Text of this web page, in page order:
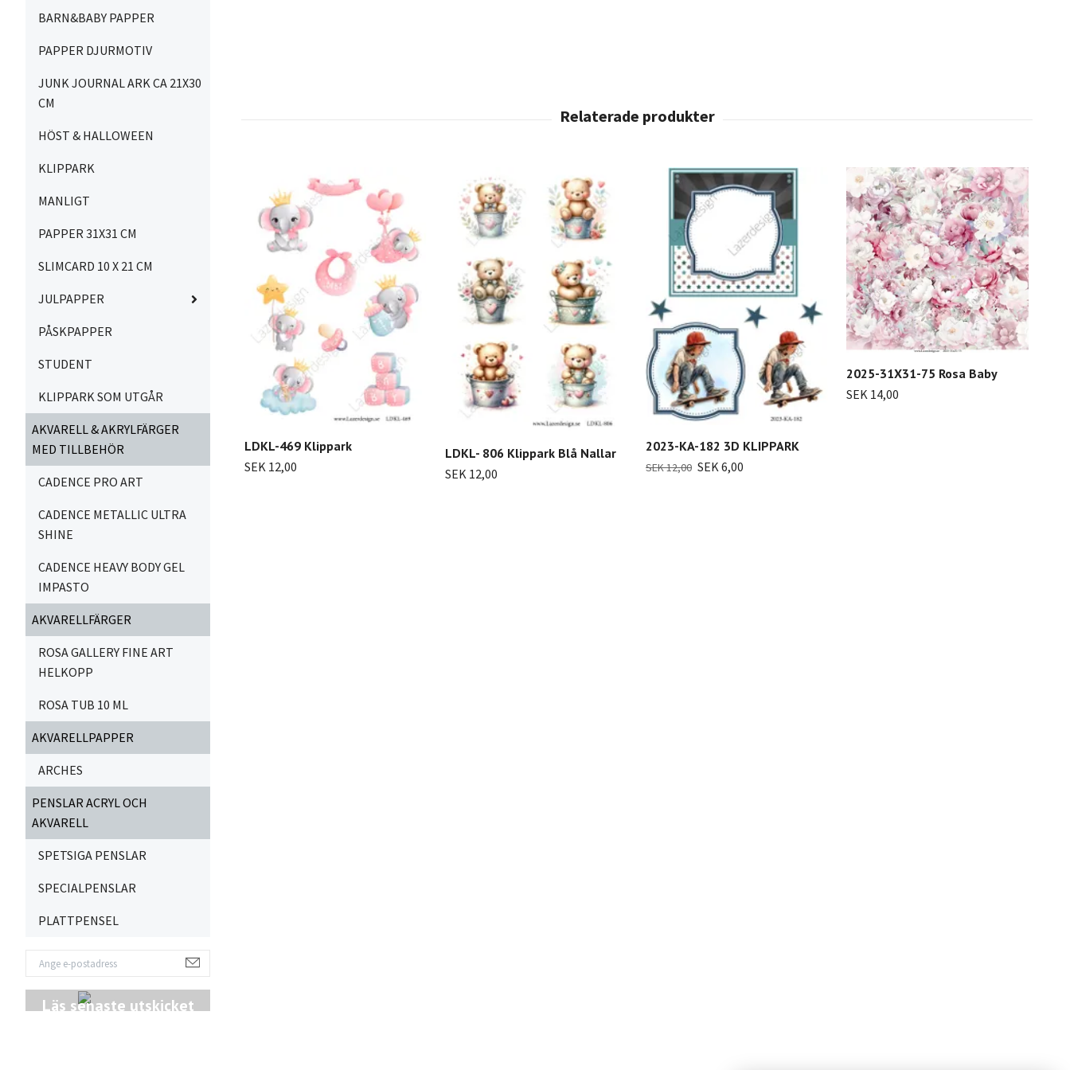
BARN&BABY PAPPER
PAPPER DJURMOTIV
JUNK JOURNAL ARK CA 21X30
CM
HÖST & HALLOWEEN
KLIPPARK
MANLIGT
PAPPER 31X31 CM
SLIMCARD 10 X 21 CM
JULPAPPER
PÅSKPAPPER
STUDENT
KLIPPARK SOM UTGÅR
AKVARELL & AKRYLFÄRGER
MED TILLBEHÖR
CADENCE PRO ART
CADENCE METALLIC ULTRA
SHINE
CADENCE HEAVY BODY GEL
IMPASTO
AKVARELLFÄRGER
ROSA GALLERY FINE ART
HELKOPP
ROSA TUB 10 ML
AKVARELLPAPPER
ARCHES
PENSLAR ACRYL OCH
AKVARELL
SPETSIGA PENSLAR
SPECIALPENSLAR
PLATTPENSEL
Läs senaste utskicket
LDKL-469 Klippark
SEK 12,00
LDKL- 806 Klippark Blå Nallar
SEK 12,00
2023-KA-182 3D KLIPPARK
SEK 12,00 SEK 6,00
2025-31X31-75 Rosa Baby
SEK 14,00